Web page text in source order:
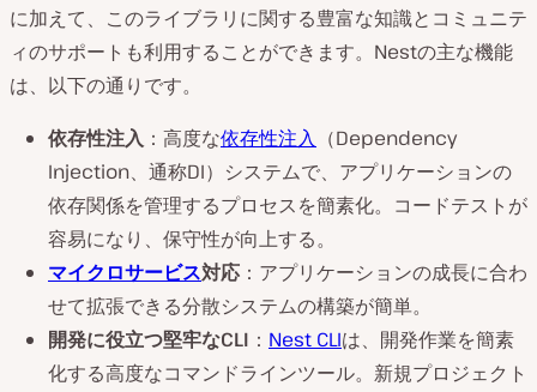
に加えて、このライブラリに関する豊富な知識とコミュニテ
ィのサポートも利用することができます。Nestの主な機能
は、以下の通りです。
依存性注入 ：高度な依存性注入 （Dependency
Injection、通称DI）システムで、アプリケーションの
依存関係を管理するプロセスを簡素化。コードテストが
容易になり、保守性が向上する。
マイクロサービス対応 ：アプリケーションの成長に合わ
せて拡張できる分散システムの構築が簡単。
開発に役立つ堅牢なCLI ： Nest CLIは、開発作業を簡素
化する高度なコマンドラインツール。新規プロジェクト